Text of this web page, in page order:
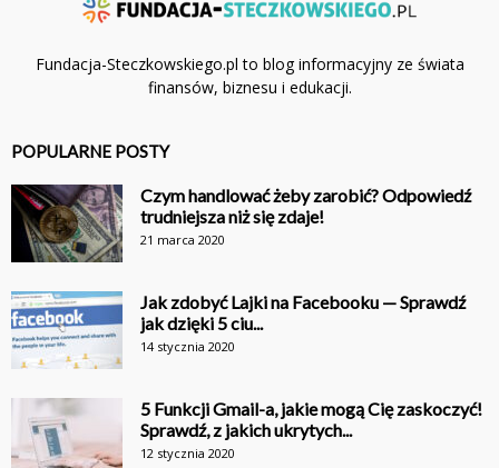
Fundacja-Steczkowskiego.pl to blog informacyjny ze świata
finansów, biznesu i edukacji.
POPULARNE POSTY
Czym handlować żeby zarobić? Odpowiedź
trudniejsza niż się zdaje!
21 marca 2020
Jak zdobyć Lajki na Facebooku — Sprawdź
jak dzięki 5 ciu...
14 stycznia 2020
5 Funkcji Gmail-a, jakie mogą Cię zaskoczyć!
Sprawdź, z jakich ukrytych...
12 stycznia 2020